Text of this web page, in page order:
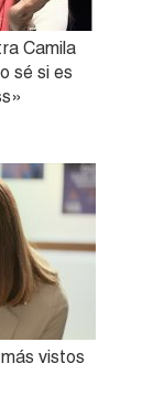
Camila
sé si es
vistos